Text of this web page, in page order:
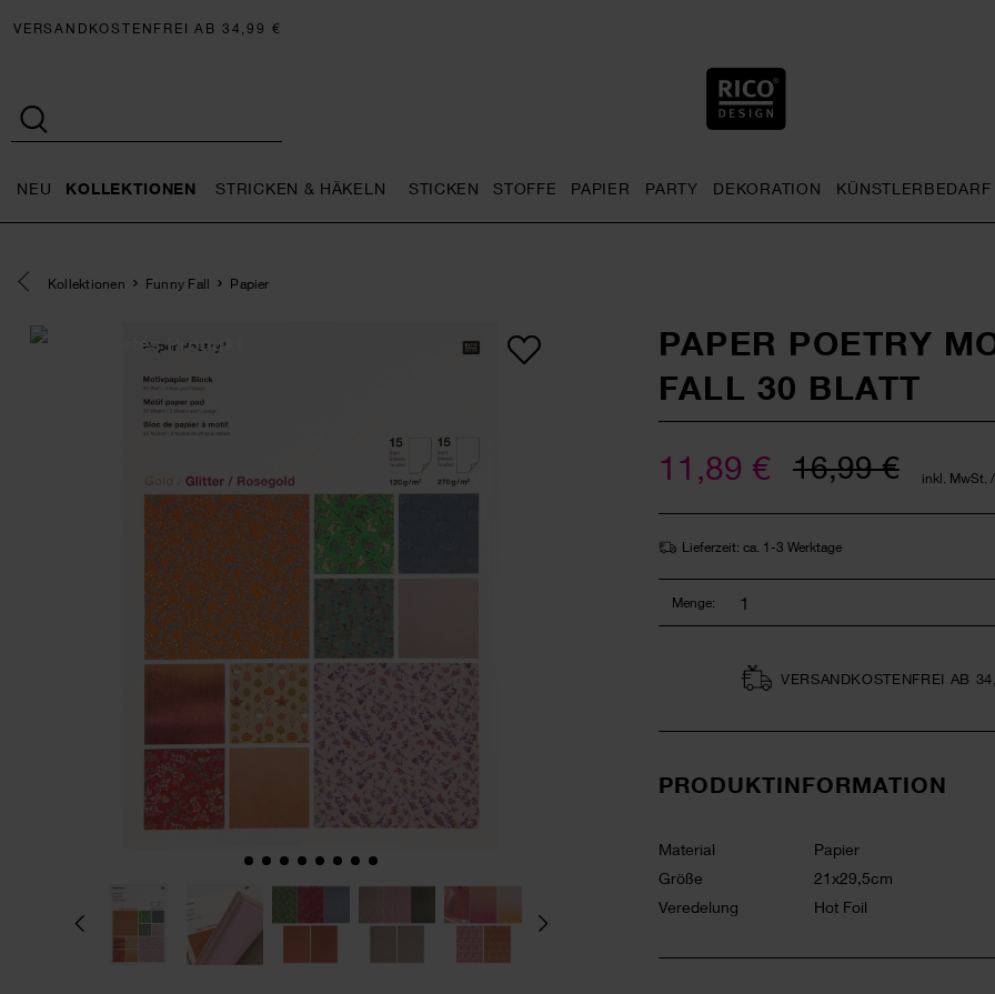
VERSANDKOSTENFREI AB 34,99 €
NEU KOLLEKTIONEN STRICKEN & HÄKELN STICKEN STOFFE PAPIER PARTY DEKORATION KÜNSTLERBEDARF
Eine Kategorie zurück navigieren
Kollektionen Funny Fall Papier
PAPER POETRY
FALL 30 BLATT
11,89 € 16,99 € inkl. MwSt.
Lieferzeit: ca. 1-3 Werktage
Menge:
VERSAND­KOSTEN­FREI AB
PRODUKTINFORMATION
Material
Papier
Größe
21x29,5cm
Veredelung
Hot Foil